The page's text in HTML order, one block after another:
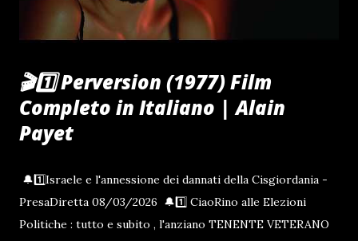
Candidato Antonio BARBUTO Giornata Mondiale contro la
Fame nel Mondo ,il presidente Antonio BARBUTO
🎬1️⃣ Perversion (1977) Film
Completo in Italiano | Alain
Payet
🔔1️⃣Israele e l'annessione dei dannati della Cisgiordania -
PresaDiretta 08/03/2026 🔔1️⃣ CiaoRino alle Elezioni
Politiche : tutto e subito , l'anziano TENENTE VETERANO